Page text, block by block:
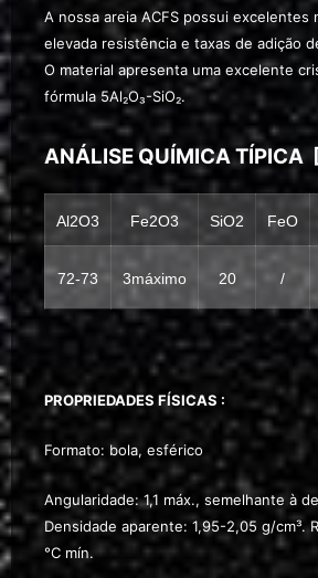
A nossa areia ACFS possui excelentes
elevada resistência e taxas de adição
O material apresenta uma excelente
fórmula 5Al₂O₃-SiO₂.
ANÁLISEQUÍMICATÍPICA
Al2O3 Fe2O3 SiO2 FeO
72-73 3máximo 20 /
PROPRIEDADES FÍSICAS :
Formato: bola, esférico
Angularidade: 1,1 máx., semelhante à
Densidade aparente: 1,95-2,05 g/cm³.
°C mín.